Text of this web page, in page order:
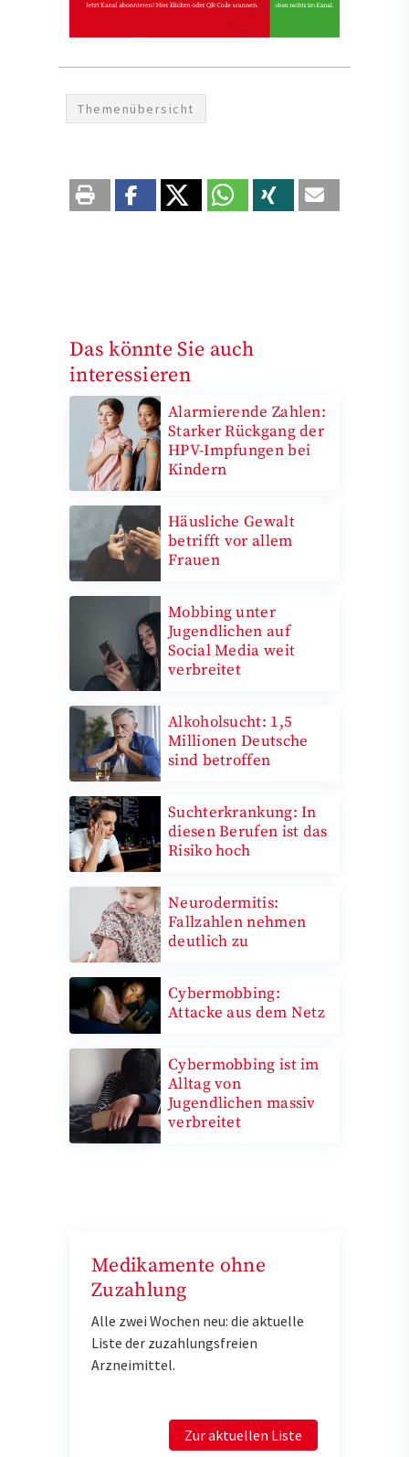
Themenübersicht
Das könnte Sie auch
interessieren
Alarmierende Zahlen:
Starker Rückgang der
HPV-Impfungen bei
Kindern
Häusliche Gewalt
betrifft vor allem
Frauen
Mobbing unter
Jugendlichen auf
Social Media weit
verbreitet
Alkoholsucht: 1,5
Millionen Deutsche
sind betroffen
Suchterkrankung: In
diesen Berufen ist das
Risiko hoch
Neurodermitis:
Fallzahlen nehmen
deutlich zu
Cybermobbing:
Attacke aus dem Netz
Cybermobbing ist im
Alltag von
Jugendlichen massiv
verbreitet
Medikamente ohne
Zuzahlung
Alle zwei Wochen neu: die aktuelle
Liste der zuzahlungsfreien
Arzneimittel.
Zur aktuellen Liste